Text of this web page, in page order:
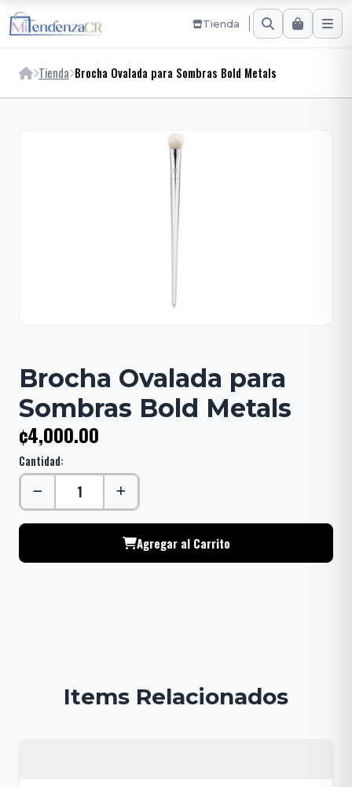
Tienda
Tienda Brocha Ovalada para Sombras Bold Metals
Brocha Ovalada para
Sombras Bold Metals
¢4,000.00
Cantidad:
Agregar al Carrito
Items Relacionados